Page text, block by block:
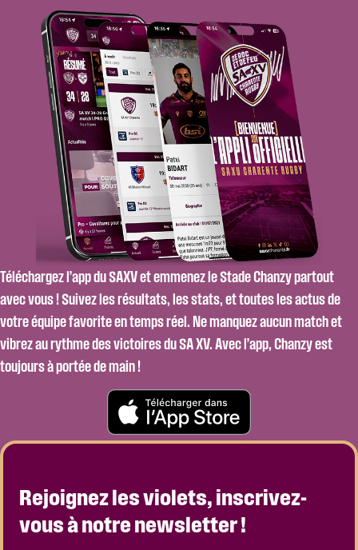
Téléchargez l’app du SAXV et emmenez le Stade Chanzy partout
avec vous ! Suivez les résultats, les stats, et toutes les actus de
votre équipe favorite en temps réel. Ne manquez aucun match et
vibrez au rythme des victoires du SA XV. Avec l’app, Chanzy est
toujours à portée de main !
Rejoignez les violets, inscrivez-
vous à notre newsletter !